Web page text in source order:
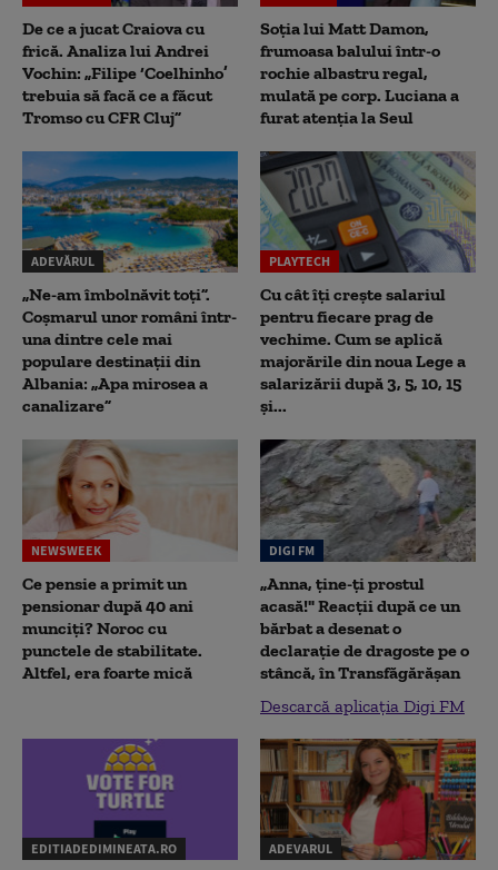
De ce a jucat Craiova cu
frică. Analiza lui Andrei
Vochin: „Filipe ‘Coelhinho’
trebuia să facă ce a făcut
Tromso cu CFR Cluj”
Soția lui Matt Damon,
frumoasa balului într-o
rochie albastru regal,
mulată pe corp. Luciana a
furat atenția la Seul
ADEVĂRUL
„Ne-am îmbolnăvit toți”.
Coșmarul unor români într-
una dintre cele mai
populare destinații din
Albania: „Apa mirosea a
canalizare”
PLAYTECH
Cu cât îți crește salariul
pentru fiecare prag de
vechime. Cum se aplică
majorările din noua Lege a
salarizării după 3, 5, 10, 15
și...
NEWSWEEK
Ce pensie a primit un
pensionar după 40 ani
munciți? Noroc cu
punctele de stabilitate.
Altfel, era foarte mică
DIGI FM
„Anna, ţine-ţi prostul
acasă!" Reacţii după ce un
bărbat a desenat o
declaraţie de dragoste pe o
stâncă, în Transfăgărăşan
Descarcă aplicația Digi FM
EDITIADEDIMINEATA.RO ADEVARUL